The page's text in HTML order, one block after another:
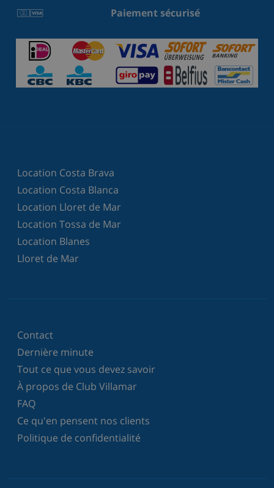
Paiement sécurisé
Location Costa Brava
Location Costa Blanca
Location Lloret de Mar
Location Tossa de Mar
Location Blanes
Lloret de Mar
Contact
Dernière minute
Tout ce que vous devez savoir
À propos de Club Villamar
FAQ
Ce qu'en pensent nos clients
Politique de confidentialité